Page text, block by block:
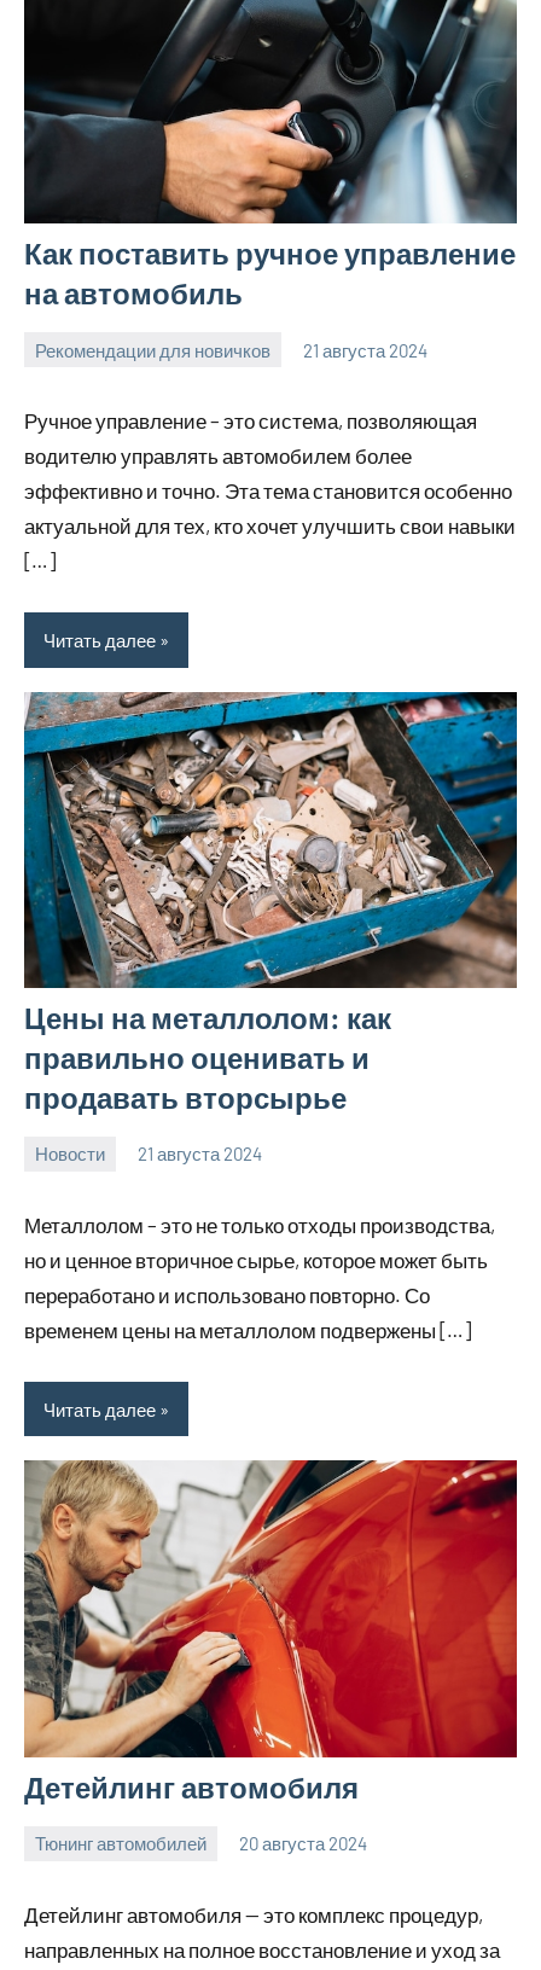
Как поставить ручное управление
на автомобиль
Рекомендации для новичков 21 августа 2024
Ручное управление – это система, позволяющая
водителю управлять автомобилем более
эффективно и точно. Эта тема становится особенно
актуальной для тех, кто хочет улучшить свои навыки
[…]
Читать далее
Цены на металлолом: как
правильно оценивать и
продавать вторсырье
Новости 21 августа 2024
Металлолом – это не только отходы производства,
но и ценное вторичное сырье, которое может быть
переработано и использовано повторно. Со
временем цены на металлолом подвержены […]
Читать далее
Детейлинг автомобиля
Тюнинг автомобилей 20 августа 2024
Детейлинг автомобиля — это комплекс процедур,
направленных на полное восстановление и уход за